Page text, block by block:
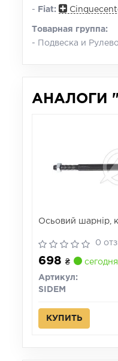
-
Fiat:
Товарная группа:
- Подвеска и
АНАЛОГИ
Осьовий шарнір,
0
698 ₴ сегодня
Артикул:
SIDEM
КУПИТЬ